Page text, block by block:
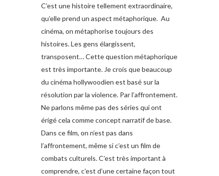
C’est une histoire tellement extraordinaire,
qu’elle prend un aspect métaphorique. Au
cinéma, on métaphorise toujours des
histoires. Les gens élargissent,
transposent… Cette question métaphorique
est très importante. Je crois que beaucoup
du cinéma hollywoodien est basé sur la
résolution par la violence. Par l’affrontement.
Ne parlons même pas des séries qui ont
érigé cela comme concept narratif de base.
Dans ce film, on n’est pas dans
l’affrontement, même si c’est un film de
combats culturels. C’est très important à
comprendre, c’est d’une certaine façon tout